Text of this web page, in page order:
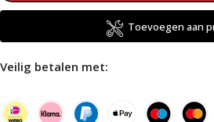
Toevoegen aan
Veilig betalen met: